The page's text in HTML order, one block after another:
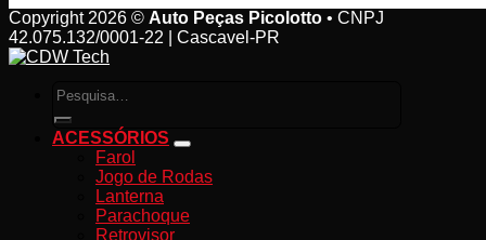
Copyright 2026 © Auto Peças Picolotto • CNPJ
42.075.132/0001-22 | Cascavel-PR
Pesquisar
por:
ACESSÓRIOS
Farol
Jogo de Rodas
Lanterna
Parachoque
Retrovisor